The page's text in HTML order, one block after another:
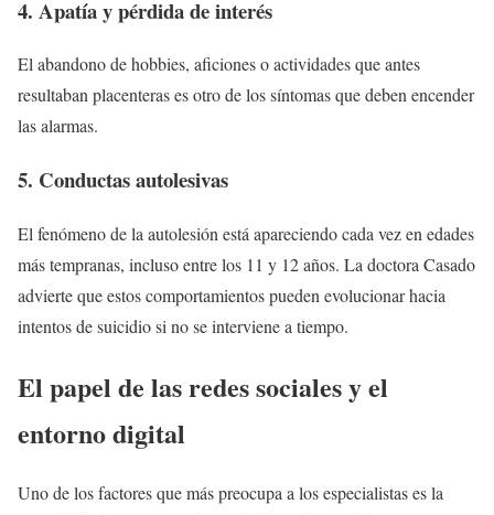
4. Apatía y pérdida de interés
El abandono de hobbies, aficiones o actividades que antes
resultaban placenteras es otro de los síntomas que deben encender
las alarmas.
5. Conductas autolesivas
El fenómeno de la autolesión está apareciendo cada vez en edades
más tempranas, incluso entre los 11 y 12 años. La doctora Casado
advierte que estos comportamientos pueden evolucionar hacia
intentos de suicidio si no se interviene a tiempo.
El papel de las redes sociales y el
entorno digital
Uno de los factores que más preocupa a los especialistas es la